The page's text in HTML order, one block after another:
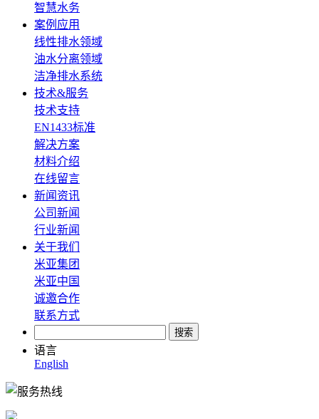
智慧水务
案例应用
线性排水领域
油水分离领域
洁净排水系统
技术&服务
技术支持
EN1433标准
解决方案
材料介绍
在线留言
新闻资讯
公司新闻
行业新闻
关于我们
米亚集团
米亚中国
诚邀合作
联系方式
语言
English